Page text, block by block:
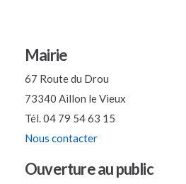
Mairie
67 Route du Drou
73340 Aillon le Vieux
Tél. 04 79 54 63 15
Nous contacter
Ouverture au public